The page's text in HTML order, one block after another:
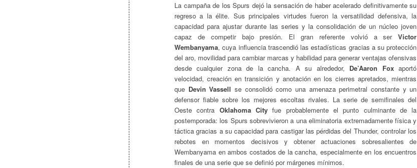
La campaña de los Spurs dejó la sensación de haber acelerado definitivamente su
regreso a la élite. Sus principales virtudes fueron la versatilidad defensiva, la
capacidad para ajustar durante las series y la consolidación de un núcleo joven
capaz de competir bajo presión. El gran referente volvió a serVictor
Wembanyama, cuya influencia trascendió las estadísticas gracias a su protección
del aro, movilidad para cambiar marcas y habilidad para generar ventajas ofensivas
desde cualquier zona de la cancha. A su alrededor, De’Aaron Foxaportó
velocidad, creación en transición y anotación en los cierres apretados, mientras
que Devin Vassell se consolidó como una amenaza perimetral constante y un
defensor fiable sobre los mejores escoltas rivales. La serie de semifinales del
Oeste contra Oklahoma Cityfue probablemente el punto culminante de la
postemporada: los Spurs sobrevivieron a una eliminatoria extremadamente física y
táctica gracias a su capacidad para castigar las pérdidas del Thunder, controlar los
rebotes en momentos decisivos y obtener actuaciones sobresalientes de
Wembanyama en ambos costados de la cancha, especialmente en los encuentros
finales de una serie que se definió por márgenes mínimos.